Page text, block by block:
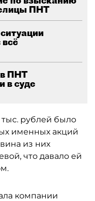
ПНТ
ПНТ
в суде
тыс. рублей было
именных акций
из них
что давало ей
компании